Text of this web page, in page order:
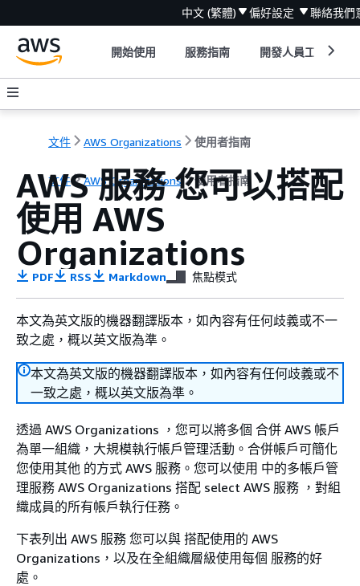
中文 (繁體) 偏好設定 聯絡我們
開始使用 服務指南 開發人員工具
文件 AWS Organizations 使用者指南
文件 AWS Organizations 使用者指南
AWS 服務 您可以搭配
使用 AWS
Organizations
PDF RSS Markdown 焦點模式
本文為英文版的機器翻譯版本，如內容有任何歧義或不一
致之處，概以英文版為準。
本文為英文版的機器翻譯版本，如內容有任何歧義或不
一致之處，概以英文版為準。
透過 AWS Organizations ，您可以將多個 合併 AWS 帳戶
為單一組織，大規模執行帳戶管理活動。合併帳戶可簡化
您使用其他 的方式 AWS 服務。您可以使用 中的多帳戶管
理服務 AWS Organizations 搭配 select AWS 服務 ，對組
織成員的所有帳戶執行任務。
下表列出 AWS 服務 您可以與 搭配使用的 AWS
Organizations，以及在全組織層級使用每個 服務的好
處。